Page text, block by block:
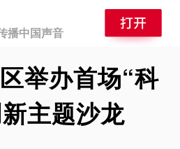
播中国声音
举办首场“科
主题沙龙